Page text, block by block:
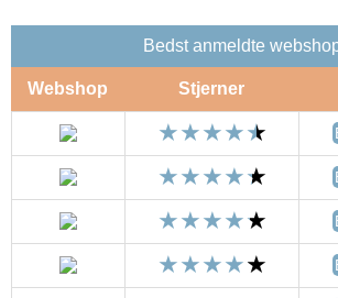
Bedst anmeldte
Webshop Stjerner